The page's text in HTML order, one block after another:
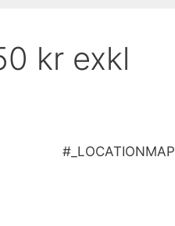
kr exkl
#_LOCATIONMAP